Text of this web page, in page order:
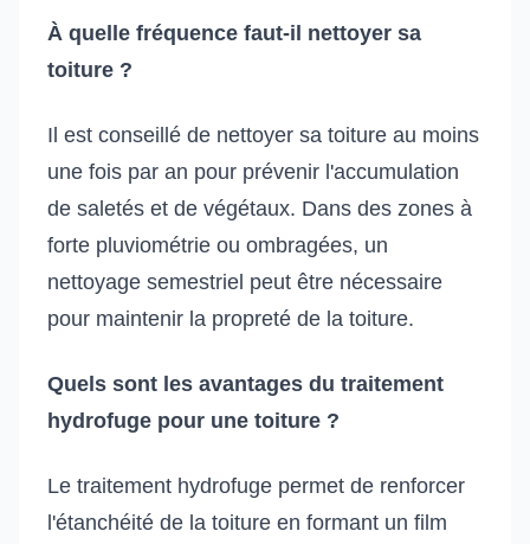
À quelle fréquence faut-il nettoyer sa
toiture ?
Il est conseillé de nettoyer sa toiture au moins
une fois par an pour prévenir l'accumulation
de saletés et de végétaux. Dans des zones à
forte pluviométrie ou ombragées, un
nettoyage semestriel peut être nécessaire
pour maintenir la propreté de la toiture.
Quels sont les avantages du traitement
hydrofuge pour une toiture ?
Le traitement hydrofuge permet de renforcer
l'étanchéité de la toiture en formant un film